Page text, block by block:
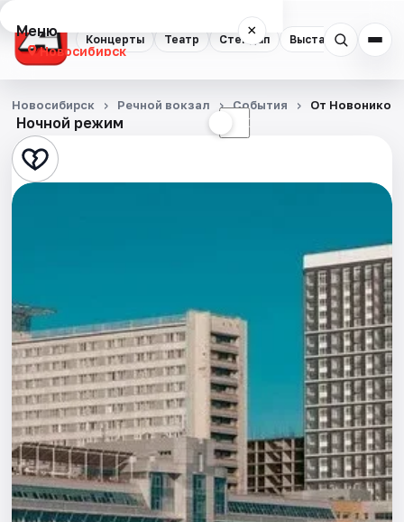
Концерты Театр Стендап Выставки
Меню ×
Новосибирск
Концерты
Театр
Стендап
Экскурсии
Спорт
События
Города
Площадки
Ночной режим ☾
Новосибирск Речной вокзал События От